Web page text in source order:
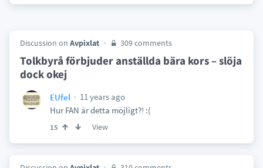
Discussion on Avpixlat 309 comments
Tolkbyrå förbjuder anställda bära kors – slöja
dock okej
EUfel
11 years ago
Hur FAN är detta möjligt?! :(
15 View